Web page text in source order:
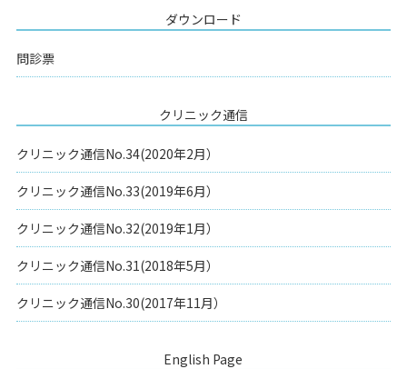
ダウンロード
問診票
クリニック通信
クリニック通信No.34(2020年2月）
クリニック通信No.33(2019年6月）
クリニック通信No.32(2019年1月）
クリニック通信No.31(2018年5月）
クリニック通信No.30(2017年11月）
English Page